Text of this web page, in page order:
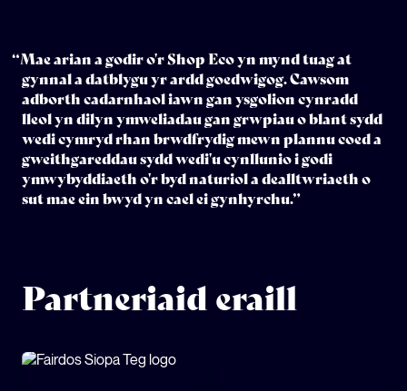
“Mae arian a godir o'r Shop Eco yn mynd tuag at
gynnal a datblygu yr ardd goedwigog. Cawsom
adborth cadarnhaol iawn gan ysgolion cynradd
lleol yn dilyn ymweliadau gan grwpiau o blant sydd
wedi cymryd rhan brwdfrydig mewn plannu coed a
gweithgareddau sydd wedi'u cynllunio i godi
ymwybyddiaeth o'r byd naturiol a dealltwriaeth o
sut mae ein bwyd yn cael ei gynhyrchu.”
Partneriaid eraill